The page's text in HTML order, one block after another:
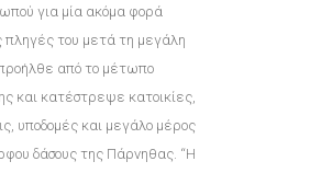
για μία ακόμα φορά
πληγές του μετά τη μεγάλη
από το μέτωπο
και κατέστρεψε κατοικίες,
υποδομές και μεγάλο μέρος
δάσους της Πάρνηθας. “Η